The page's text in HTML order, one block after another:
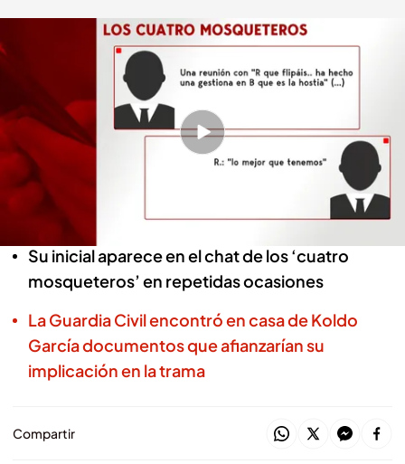
Otro de los implicados en el caso Koldo es un comandante de la Guardia
Redacción digital Noticias Cuatro
08 MAR 2024 - 16:18h.
La investigación señala a R.V como uno de los
miembros que hacía gestiones y que cobraba
por ellas
Su inicial aparece en el chat de los ‘cuatro
mosqueteros’ en repetidas ocasiones
La Guardia Civil encontró en casa de Koldo
García documentos que afianzarían su
implicación en la trama
Compartir